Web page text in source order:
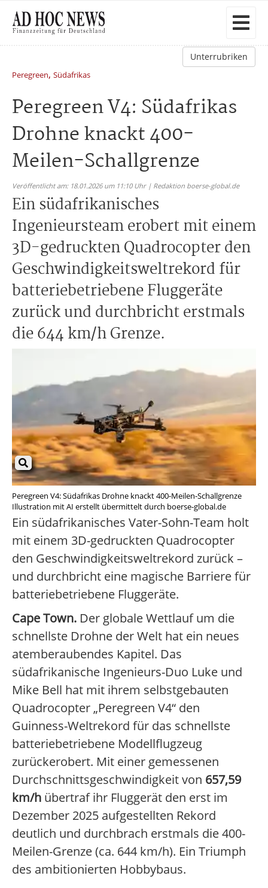
Unterrubriken
Peregreen, Südafrikas
Peregreen V4: Südafrikas
Drohne knackt 400-
Meilen-Schallgrenze
Veröffentlicht am: 18.01.2026 um 11:10 Uhr | Redaktion boerse-global.de
Ein südafrikanisches
Ingenieursteam erobert mit einem
3D-gedruckten Quadrocopter den
Geschwindigkeitsweltrekord für
batteriebetriebene Fluggeräte
zurück und durchbricht erstmals
die 644 km/h Grenze.
Peregreen V4: Südafrikas Drohne knackt 400-Meilen-Schallgrenze
Illustration mit AI erstellt übermittelt durch boerse-global.de
Ein südafrikanisches Vater-Sohn-Team holt
mit einem 3D-gedruckten Quadrocopter
den Geschwindigkeitsweltrekord zurück –
und durchbricht eine magische Barriere für
batteriebetriebene Fluggeräte.
Cape Town. Der globale Wettlauf um die
schnellste Drohne der Welt hat ein neues
atemberaubendes Kapitel. Das
südafrikanische Ingenieurs-Duo Luke und
Mike Bell hat mit ihrem selbstgebauten
Quadrocopter „Peregreen V4“ den
Guinness-Weltrekord für das schnellste
batteriebetriebene Modellflugzeug
zurückerobert. Mit einer gemessenen
Durchschnittsgeschwindigkeit von 657,59
km/h übertraf ihr Fluggerät den erst im
Dezember 2025 aufgestellten Rekord
deutlich und durchbrach erstmals die 400-
Meilen-Grenze (ca. 644 km/h). Ein Triumph
des ambitionierten Hobbybaus.